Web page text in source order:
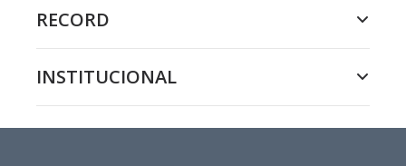
RECORD
INSTITUCIONAL